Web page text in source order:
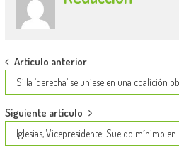
Post
navigation
Artículo anterior
Si la ‘derecha’ se uniese en una coalición
Siguiente artículo
Iglesias, Vicepresidente: Sueldo mínimo en